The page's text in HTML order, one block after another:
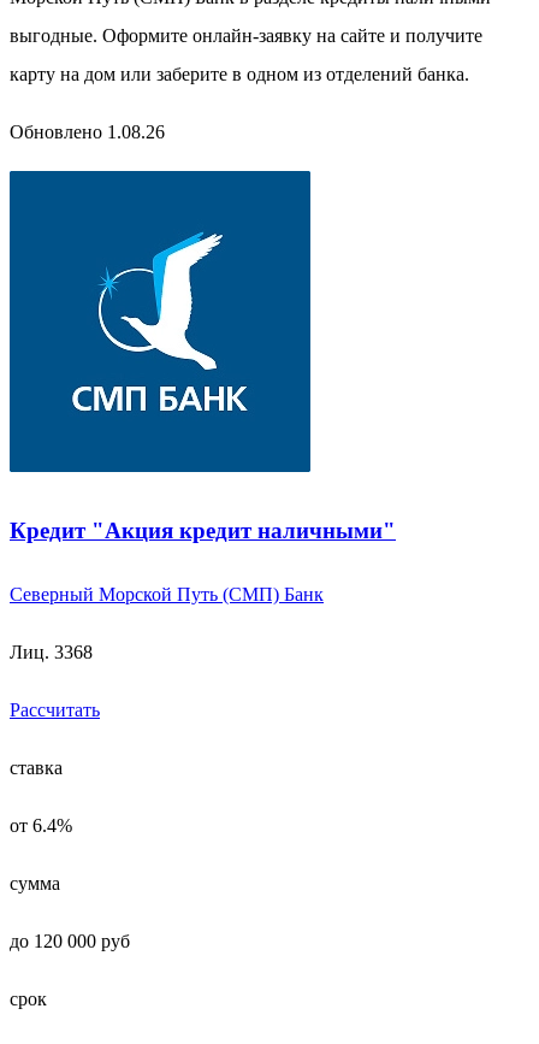
выгодные. Оформите онлайн-заявку на сайте и получите
карту на дом или заберите в одном из отделений банка.
Обновлено 1.08.26
Кредит "Акция кредит наличными"
Северный Морской Путь (СМП) Банк
Лиц. 3368
Рассчитать
ставка
от 6.4%
сумма
до 120 000 руб
срок